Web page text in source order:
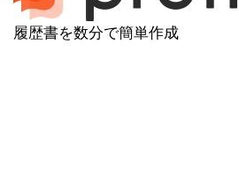
履歴書を数分で簡単作成